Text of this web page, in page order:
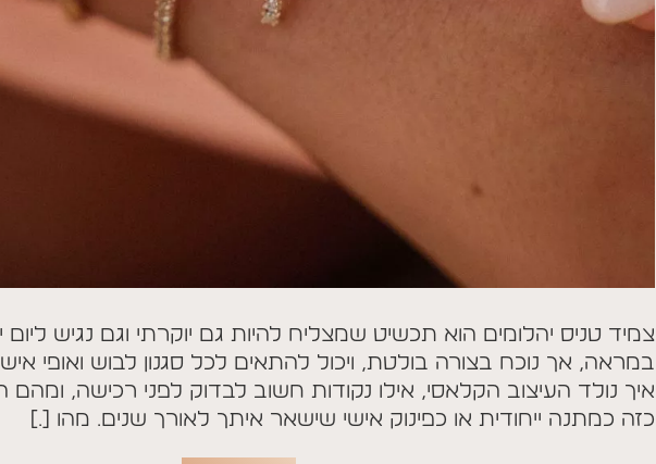
צמיד טניס יהלומים הוא תכשיט שמצליח להיות גם יוקרתי וגם נגיש ליום
במראה, אך נוכח בצורה בולטת, ויכול להתאים לכל סגנון לבוש ואופי
איך נולד העיצוב הקלאסי, אילו נקודות חשוב לבדוק לפני רכישה, ומהם
כזה כמתנה ייחודית או כפינוק אישי שישאר איתך לאורך שנים. מהו […]